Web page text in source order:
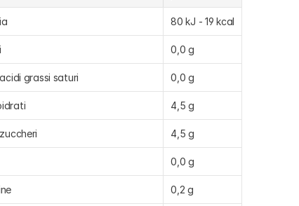
80 kJ - 19 kcal
0,0 g
grassi saturi 0,0 g
4,5 g
4,5 g
0,0 g
0,2 g